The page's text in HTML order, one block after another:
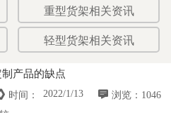
重型货架相关资讯
轻型货架相关资讯
产品的缺点
 浏览：1046
时间：
2022/1/13